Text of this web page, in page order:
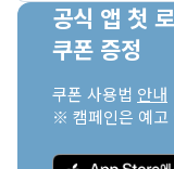
공식 앱 첫
쿠폰 증정
쿠폰 사용법 안내
※ 캠페인은 예고